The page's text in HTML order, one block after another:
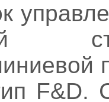
F&D.